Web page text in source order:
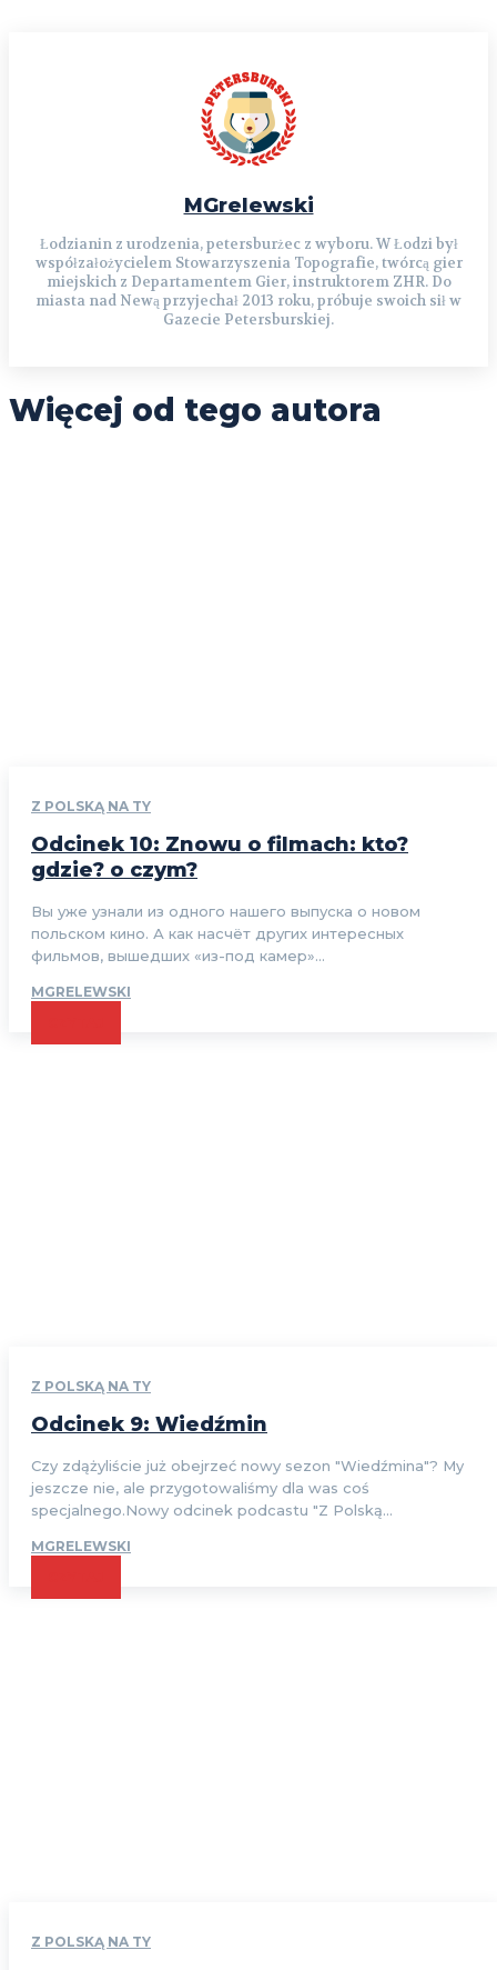
MGrelewski
Łodzianin z urodzenia, petersburżec z wyboru. W Łodzi był
współzałożycielem Stowarzyszenia Topografie, twórcą gier
miejskich z Departamentem Gier, instruktorem ZHR. Do
miasta nad Newą przyjechał 2013 roku, próbuje swoich sił w
Gazecie Petersburskiej.
Więcej od tego autora
Z POLSKĄ NA TY
Odcinek 10: Znowu o filmach: kto?
gdzie? o czym?
Вы уже узнали из одного нашего выпуска о новом
польском кино. А как насчёт других интересных
фильмов, вышедших «из-под камер»...
MGRELEWSKI
Z POLSKĄ NA TY
Odcinek 9: Wiedźmin
Czy zdążyliście już obejrzeć nowy sezon "Wiedźmina"? My
jeszcze nie, ale przygotowaliśmy dla was coś
specjalnego.Nowy odcinek podcastu "Z Polską...
MGRELEWSKI
Z POLSKĄ NA TY